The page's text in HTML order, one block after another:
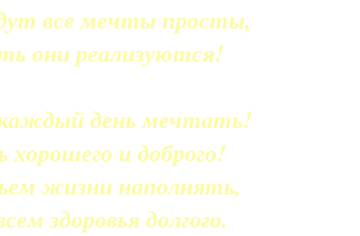
все мечты просты,
они реализуются!
день мечтать!
и доброго!
жизни наполнять,
здоровья долгого.